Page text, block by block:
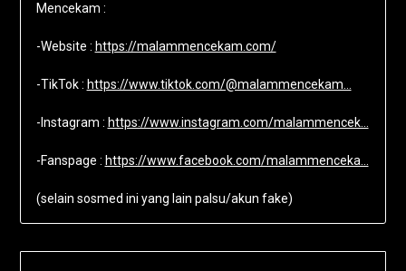
Mencekam :
-Website : https://malammencekam.com/
-TikTok : https://www.tiktok.com/@malammencekam…
-Instagram : https://www.instagram.com/malammencek…
-Fanspage : https://www.facebook.com/malammenceka…
(selain sosmed ini yang lain palsu/akun fake)